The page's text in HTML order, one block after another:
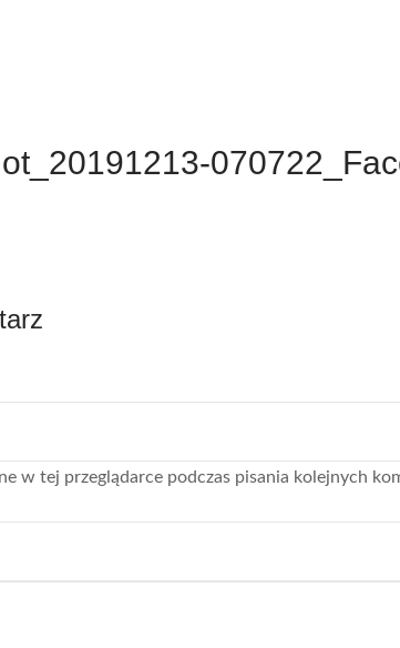
w tej przeglądarce podczas pisania kolejnych